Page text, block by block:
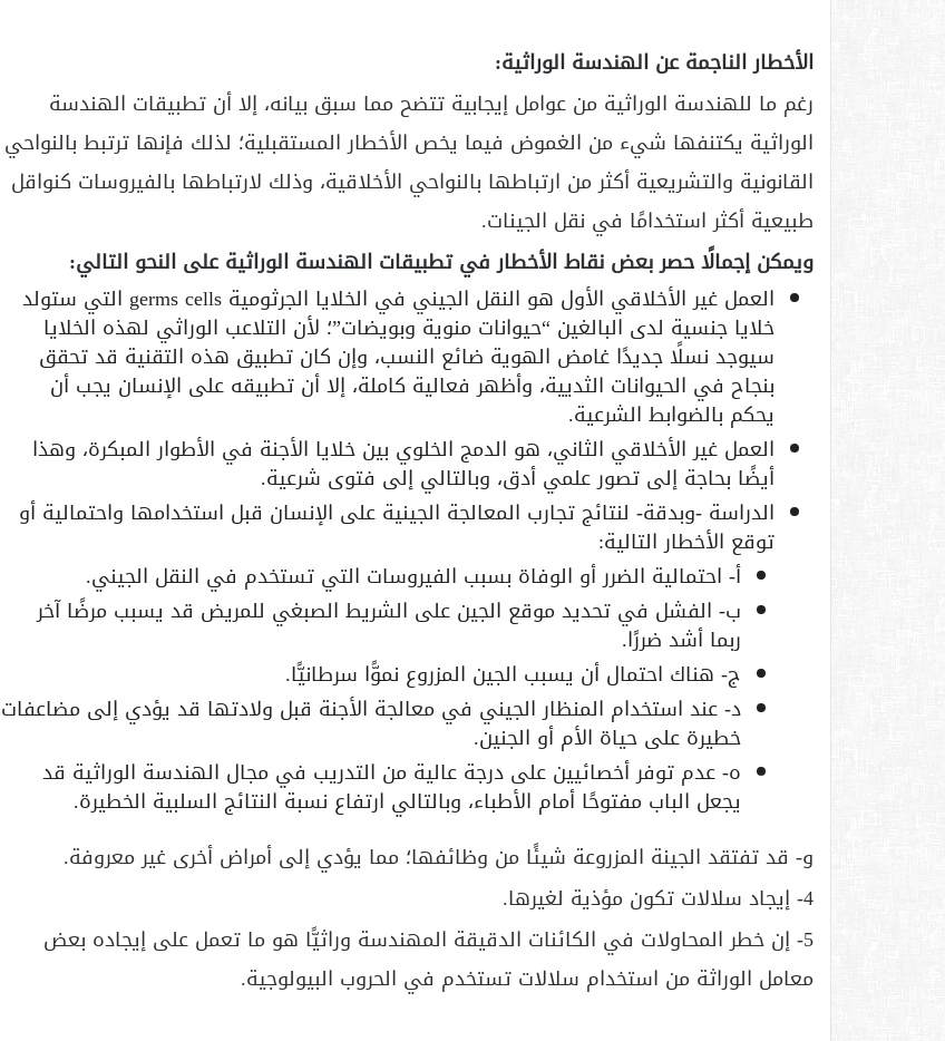
الأخطار الناجمة عن الهندسة الوراثية:
رغم ما للهندسة الوراثية من عوامل إيجابية تتضح مما سبق بيانه، إلا أن تطبيقات الهندسة
الوراثية يكتنفها شيء من الغموض فيما يخص الأخطار المستقبلية؛ لذلك فإنها ترتبط بالنواحي
القانونية والتشريعية أكثر من ارتباطها بالنواحي الأخلاقية، وذلك لارتباطها بالفيروسات كنواقل
طبيعية أكثر استخدامًا في نقل الجينات.
ويمكن إجمالًا حصر بعض نقاط الأخطار في تطبيقات الهندسة الوراثية على النحو التالي:
العمل غير الأخلاقي الأول هو النقل الجيني في الخلايا الجرثومية germs cells التي ستولد
خلايا جنسية لدى البالغين “حيوانات منوية وبويضات”؛ لأن التلاعب الوراثي لهذه الخلايا
سيوجد نسلًا جديدًا غامض الهوية ضائع النسب، وإن كان تطبيق هذه التقنية قد تحقق
بنجاح في الحيوانات الثديية، وأظهر فعالية كاملة، إلا أن تطبيقه على الإنسان يجب أن
يحكم بالضوابط الشرعية.
العمل غير الأخلاقي الثاني، هو الدمج الخلوي بين خلايا الأجنة في الأطوار المبكرة، وهذا
أيضًا بحاجة إلى تصور علمي أدق، وبالتالي إلى فتوى شرعية.
الدراسة -وبدقة- لنتائج تجارب المعالجة الجينية على الإنسان قبل استخدامها واحتمالية أو
توقع الأخطار التالية:
‌أ- احتمالية الضرر أو الوفاة بسبب الفيروسات التي تستخدم في النقل الجيني.
‌ب- الفشل في تحديد موقع الجين على الشريط الصبغي للمريض قد يسبب مرضًا آخر
ربما أشد ضررًا.
‌ج- هناك احتمال أن يسبب الجين المزروع نموًّا سرطانيًّا.
‌د- عند استخدام المنظار الجيني في معالجة الأجنة قبل ولادتها قد يؤدي إلى مضاعفات
خطيرة على حياة الأم أو الجنين.
‌ه- عدم توفر أخصائيين على درجة عالية من التدريب في مجال الهندسة الوراثية قد
يجعل الباب مفتوحًا أمام الأطباء، وبالتالي ارتفاع نسبة النتائج السلبية الخطيرة.
و- قد تفتقد الجينة المزروعة شيئًا من وظائفها؛ مما يؤدي إلى أمراض أخرى غير معروفة.
4- إيجاد سلالات تكون مؤذية لغيرها.
5- إن خطر المحاولات في الكائنات الدقيقة المهندسة وراثيًّا هو ما تعمل على إيجاده بعض
معامل الوراثة من استخدام سلالات تستخدم في الحروب البيولوجية.